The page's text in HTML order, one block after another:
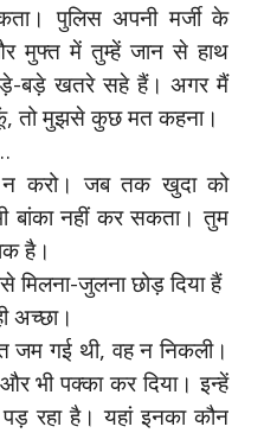
पुलिस अपनी मर्जी के
मुफ्त में तुम्हें जान से हाथ
बड़े खतरे सहे हैं। अगर मैं
तो मुझसे कुछ मत कहना।
न करो। जब तक खुदा को
बांका नहीं कर सकता। तुम
है।
जुलना छोड़ दिया हैं
अच्छा।
जम गई थी, वह न निकली।
भी पक्का कर दिया। इन्हें
पड़ रहा है। यहां इनका कौन